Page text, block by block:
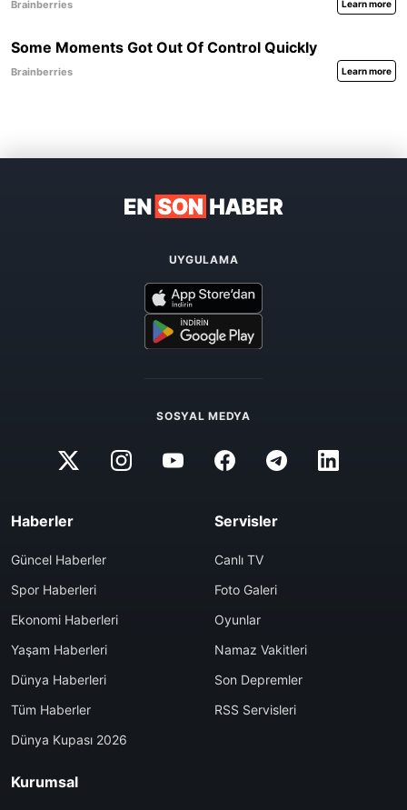
UYGULAMA
SOSYAL MEDYA
Haberler
Güncel Haberler
Spor Haberleri
Ekonomi Haberleri
Yaşam Haberleri
Dünya Haberleri
Tüm Haberler
Dünya Kupası 2026
Servisler
Canlı TV
Foto Galeri
Oyunlar
Namaz Vakitleri
Son Depremler
RSS Servisleri
Kurumsal